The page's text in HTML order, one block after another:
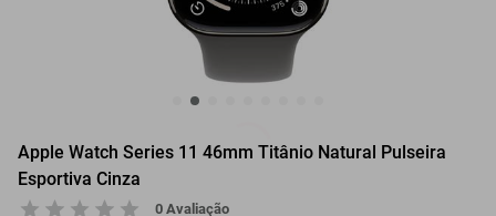
Apple Watch Series 11 46mm Titânio Natural Pulseira
Esportiva Cinza
0 Avaliação